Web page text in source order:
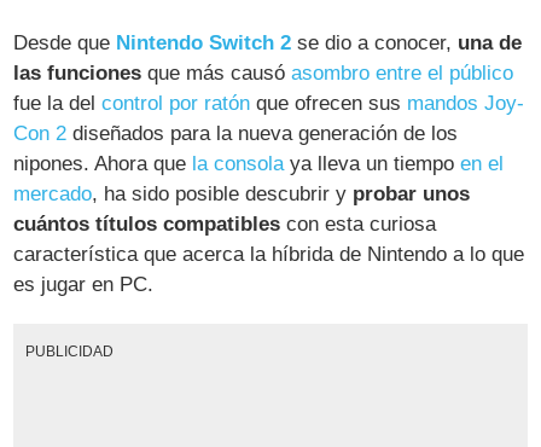
Desde que Nintendo Switch 2 se dio a conocer, una de
las funciones que más causóasombro entre el público
fue la delcontrol por ratón que ofrecen sus mandos Joy-
Con 2 diseñados para la nueva generación de los
nipones. Ahora que la consolaya lleva un tiempoen el
mercado, ha sido posible descubrir y probar unos
cuántos títulos compatibles con esta curiosa
característica que acerca la híbrida de Nintendo a lo que
es jugar en PC.
PUBLICIDAD